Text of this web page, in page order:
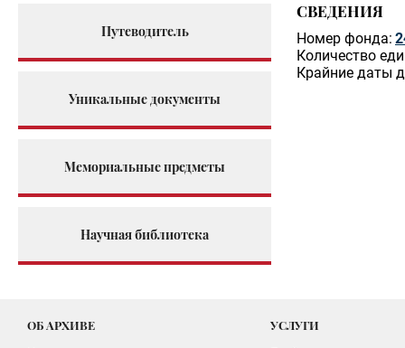
Путеводитель
Уникальные документы
Мемориальные предметы
Научная библиотека
СВЕДЕНИЯ
Номер фонда:
Количество
Крайние даты
ОБ АРХИВЕ УСЛУГИ